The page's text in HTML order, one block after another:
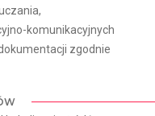
komunikacyjnych
zgodnie